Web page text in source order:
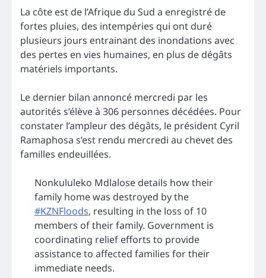
La côte est de l’Afrique du Sud a enregistré de
fortes pluies, des intempéries qui ont duré
plusieurs jours entrainant des inondations avec
des pertes en vies humaines, en plus de dégâts
matériels importants.
Le dernier bilan annoncé mercredi par les
autorités s’élève à 306 personnes décédées. Pour
constater l’ampleur des dégâts, le président Cyril
Ramaphosa s’est rendu mercredi au chevet des
familles endeuillées.
Nonkululeko Mdlalose details how their
family home was destroyed by the
#KZNFloods, resulting in the loss of 10
members of their family. Government is
coordinating relief efforts to provide
assistance to affected families for their
immediate needs.